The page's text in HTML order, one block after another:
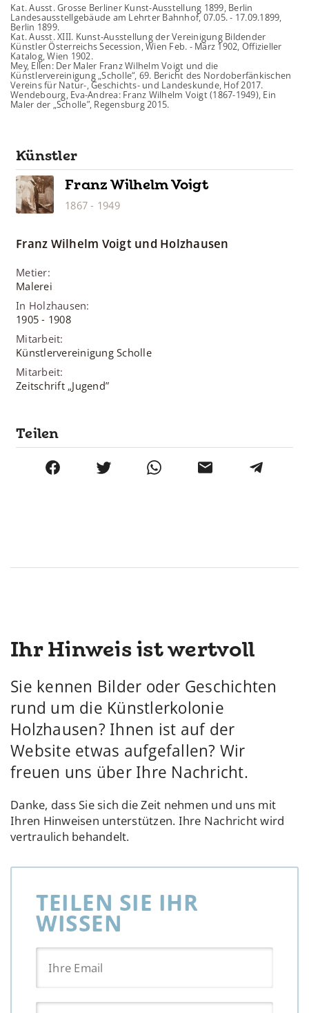
Kat. Ausst. Grosse Berliner Kunst-Ausstellung 1899, Berlin
Landesausstellgebäude am Lehrter Bahnhof, 07.05. - 17.09.1899,
Berlin 1899.
Kat. Ausst. XIII. Kunst-Ausstellung der Vereinigung Bildender
Künstler Österreichs Secession, Wien Feb. - März 1902, Offizieller
Katalog, Wien 1902.
Mey, Ellen: Der Maler Franz Wilhelm Voigt und die
Künstlervereinigung „Scholle“, 69. Bericht des Nordoberfänkischen
Vereins für Natur-, Geschichts- und Landeskunde, Hof 2017.
Wendebourg, Eva-Andrea: Franz Wilhelm Voigt (1867-1949), Ein
Maler der „Scholle”, Regensburg 2015.
Künstler
Franz WilhelmVoigt
1867 - 1949
Franz Wilhelm Voigtund Holzhausen
Metier:
Malerei
In Holzhausen:
1905 - 1908
Mitarbeit:
Künstlervereinigung Scholle
Mitarbeit:
Zeitschrift „Jugend”
Teilen
Ihr Hinweis ist wertvoll
Sie kennen Bilder oder Geschichten
rund um die Künstlerkolonie
Holzhausen? Ihnen ist auf der
Website etwas aufgefallen? Wir
freuen uns über Ihre Nachricht.
Danke, dass Sie sich die Zeit nehmen und uns mit
Ihren Hinweisen unterstützen. Ihre Nachricht wird
vertraulich behandelt.
TEILEN SIE IHR
WISSEN